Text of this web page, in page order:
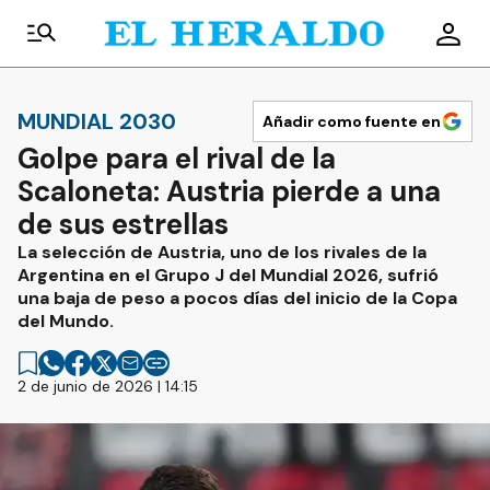
MUNDIAL 2030 Añadir como fuente en
Golpe para el rival de la
Scaloneta: Austria pierde a una
de sus estrellas
La selección de Austria, uno de los rivales de la
Argentina en el Grupo J del Mundial 2026, sufrió
una baja de peso a pocos días del inicio de la Copa
del Mundo.
2 de junio de 2026 | 14:15